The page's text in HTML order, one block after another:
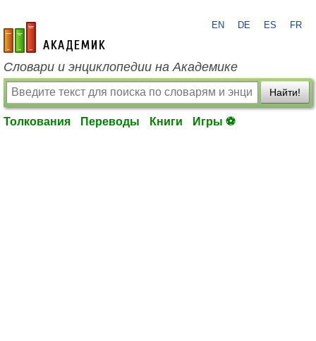
academic.ru
EN DE ES FR
Словари и энциклопедии на Академике
Найти!
Толкования Переводы Книги Игры ⚽